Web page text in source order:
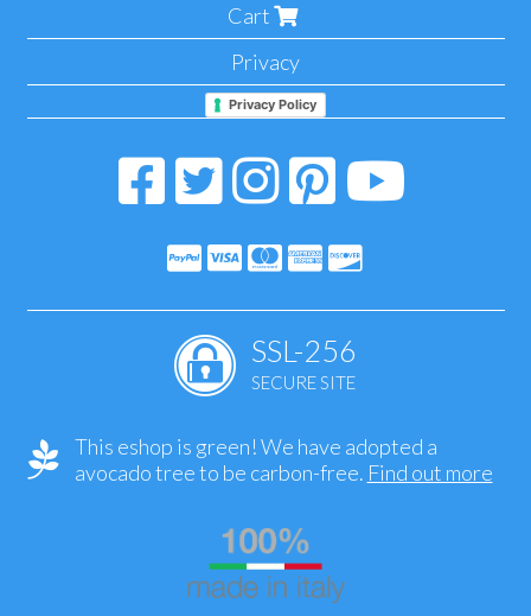
Cart
Privacy
Privacy Policy
SSL-256
SECURE SITE
This eshop is green! We have adopted a
avocado tree to be carbon-free. Find out more